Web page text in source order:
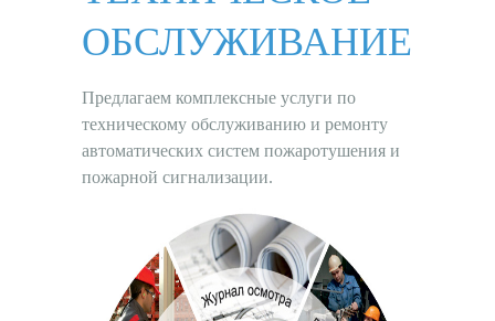
ОБСЛУЖИВАНИЕ
Предлагаем комплексные услуги по
техническому обслуживанию и ремонту
автоматических систем пожаротушения и
пожарной сигнализации.